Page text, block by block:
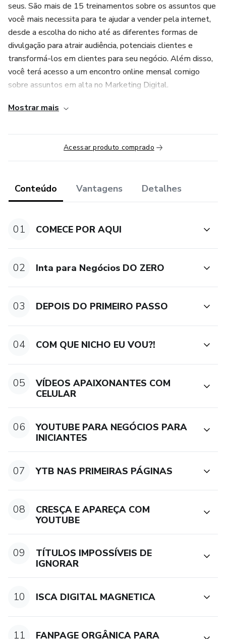
seus. São mais de 15 treinamentos sobre os assuntos que
você mais necessita para te ajudar a vender pela internet,
desde a escolha do nicho até as diferentes formas de
divulgação para atrair audiência, potenciais clientes e
transformá-los em clientes para seu negócio. Além disso,
você terá acesso a um encontro online mensal comigo
sobre assuntos em alta no Marketing Digital.
“Este produto não garante a obtenção de resultados.
deve ser interpretada como uma garantia de resultados”
Mostrar mais
Acessar produto comprado
Conteúdo Vantagens Detalhes
01 COMECE POR AQUI
02 Inta para Negócios DO ZERO
03 DEPOIS DO PRIMEIRO PASSO
04 COM QUE NICHO EU VOU?!
05
VÍDEOS APAIXONANTES COM
CELULAR
06
YOUTUBE PARA NEGÓCIOS PARA
INICIANTES
07 YTB NAS PRIMEIRAS PÁGINAS
08
CRESÇA E APAREÇA COM
YOUTUBE
09
TÍTULOS IMPOSSÍVEIS DE
IGNORAR
10 ISCA DIGITAL MAGNETICA
11 FANPAGE ORGÂNICA PARA